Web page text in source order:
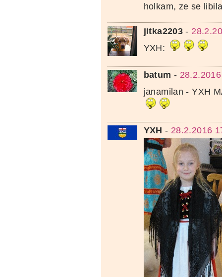
holkam, ze se
jitka2203 -
YXH:
batum -
janamilan - YXH
YXH - 28.2.2016